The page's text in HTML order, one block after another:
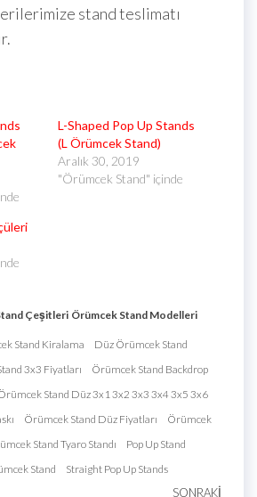
stand teslimatı
L-Shaped Pop Up Stands
(L Örümcek Stand)
Aralık 30, 2019
"Örümcek Stand" içinde
Çeşitleri Örümcek Stand Modelleri
Stand Kiralama
Düz Örümcek Stand
3x3 Fiyatları
Örümcek Stand Backdrop
Stand Düz 3x1 3x2 3x3 3x4 3x5 3x6
Örümcek Stand Düz Fiyatları
Örümcek
Stand Tyaro Standı
Pop Up Stand
Stand Straight Pop Up Stands
SONRAKI